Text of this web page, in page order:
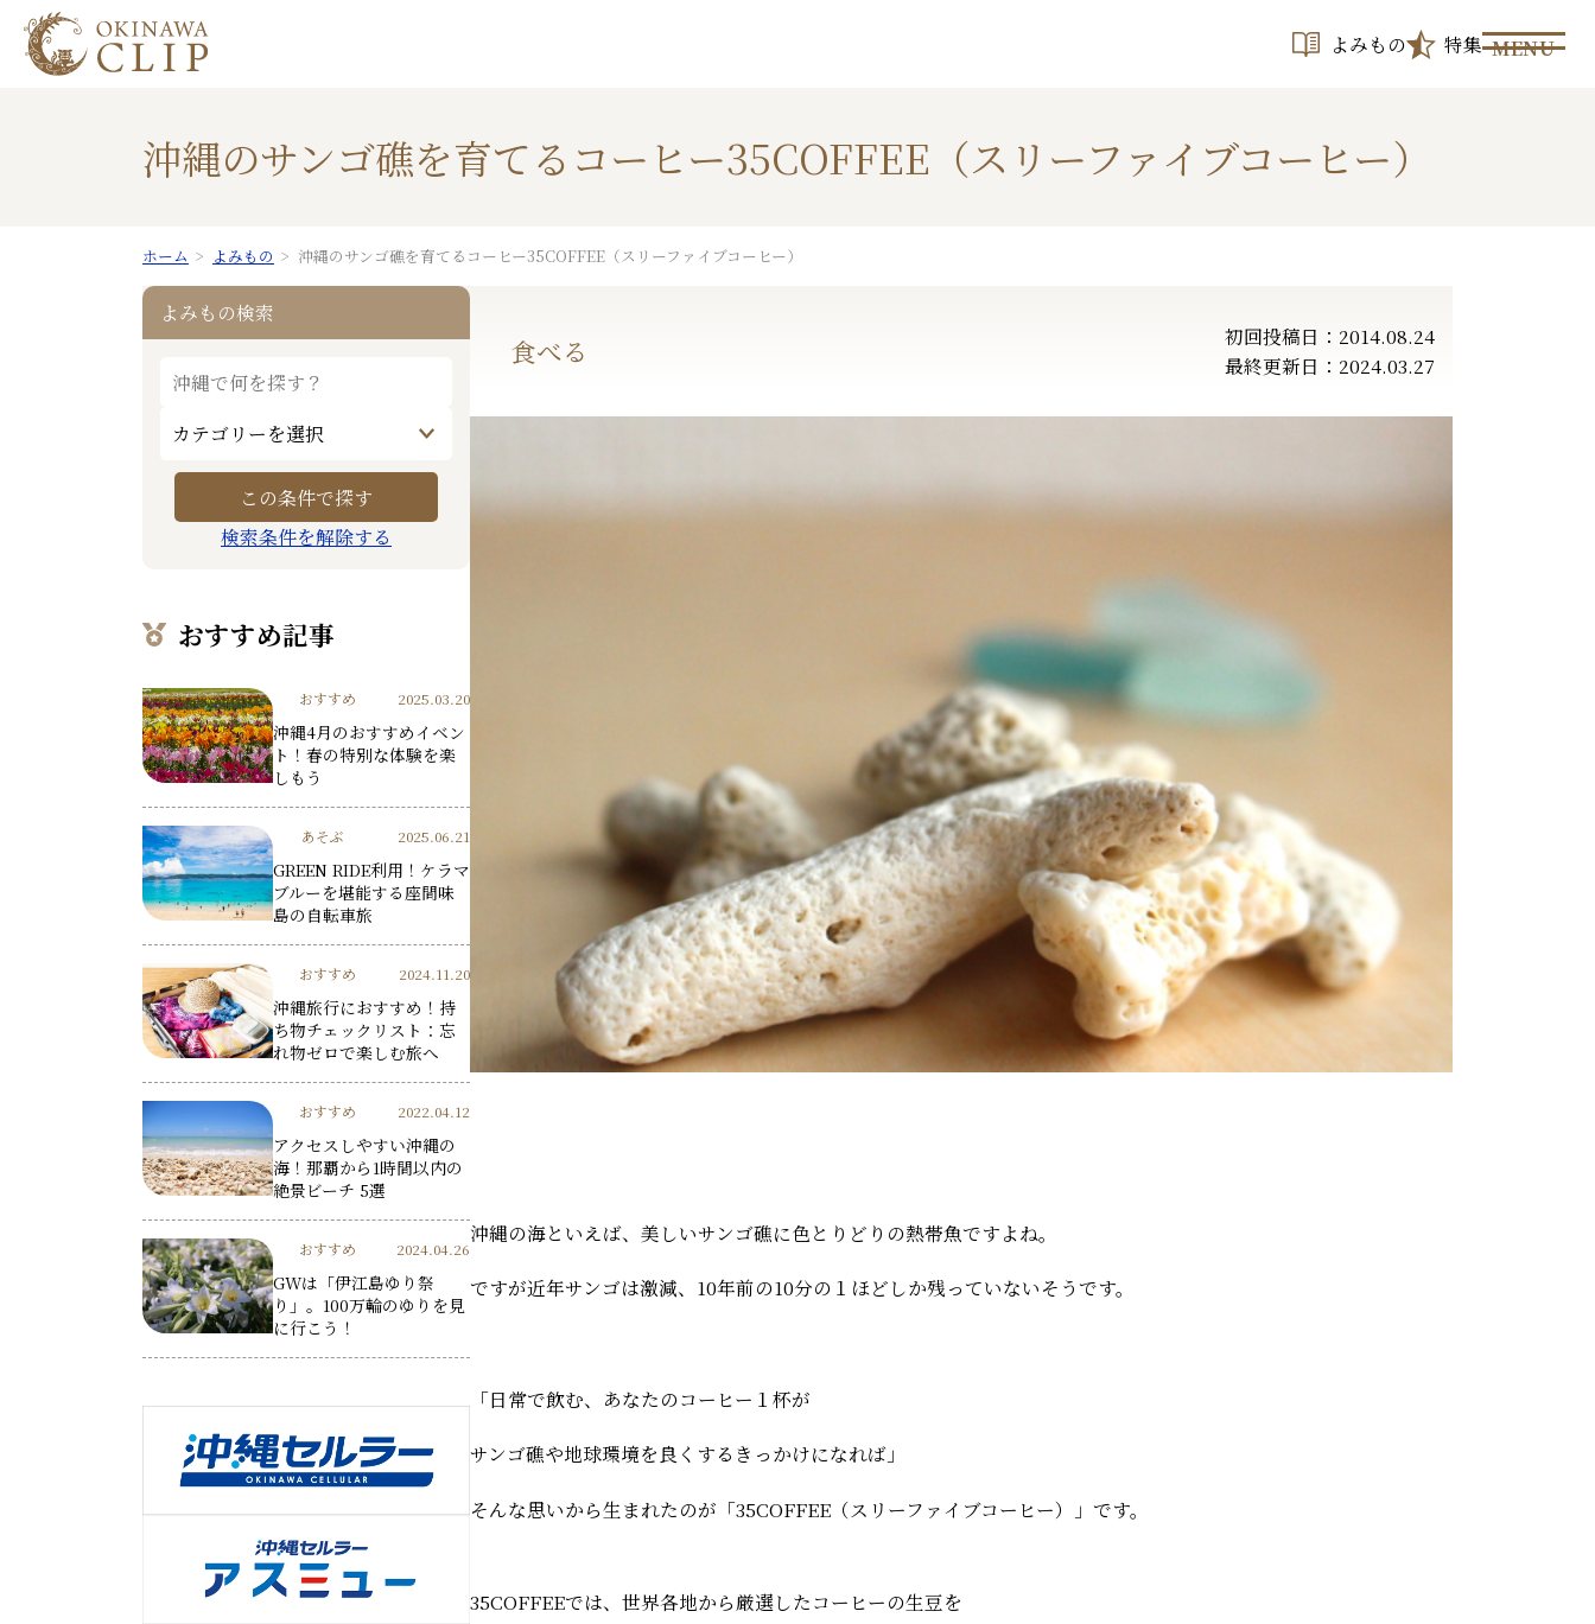
よみもの 特集 MENU
沖縄のサンゴ礁を育てるコーヒー35COFFEE（スリーファイブコーヒー）
ホーム よみもの 沖縄のサンゴ礁を育てるコーヒー35COFFEE（スリーファイブコーヒー）
食べる
初回投稿日：2014.08.24
最終更新日：2024.03.27
沖縄の海といえば、美しいサンゴ礁に色とりどりの熱帯魚ですよね。
ですが近年サンゴは激減、10年前の10分の１ほどしか残っていないそうです。
「日常で飲む、あなたのコーヒー１杯が
サンゴ礁や地球環境を良くするきっかけになれば」
そんな思いから生まれたのが「35COFFEE（スリーファイブコーヒー）」です。
35COFFEEでは、世界各地から厳選したコーヒーの生豆を
よみもの検索
検索条件を解除する
おすすめ記事
おすすめ 2025.03.20
沖縄4月のおすすめイベン
ト！春の特別な体験を楽
しもう
あそぶ 2025.06.21
GREEN RIDE利用！ケラマ
ブルーを堪能する座間味
島の自転車旅
おすすめ 2024.11.20
沖縄旅行におすすめ！持
ち物チェックリスト：忘
れ物ゼロで楽しむ旅へ
おすすめ 2022.04.12
アクセスしやすい沖縄の
海！那覇から1時間以内の
絶景ビーチ 5選
おすすめ 2024.04.26
GWは「伊江島ゆり祭
り」。100万輪のゆりを見
に行こう！